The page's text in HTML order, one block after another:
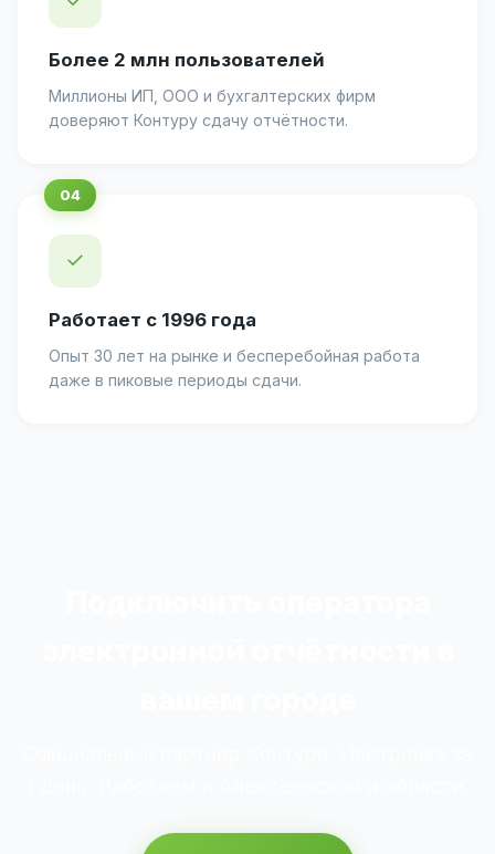
Более 2 млн пользователей
Миллионы ИП, ООО и бухгалтерских фирм
доверяют Контуру сдачу отчётности.
✓
Работает с 1996 года
Опыт 30 лет на рынке и бесперебойная работа
даже в пиковые периоды сдачи.